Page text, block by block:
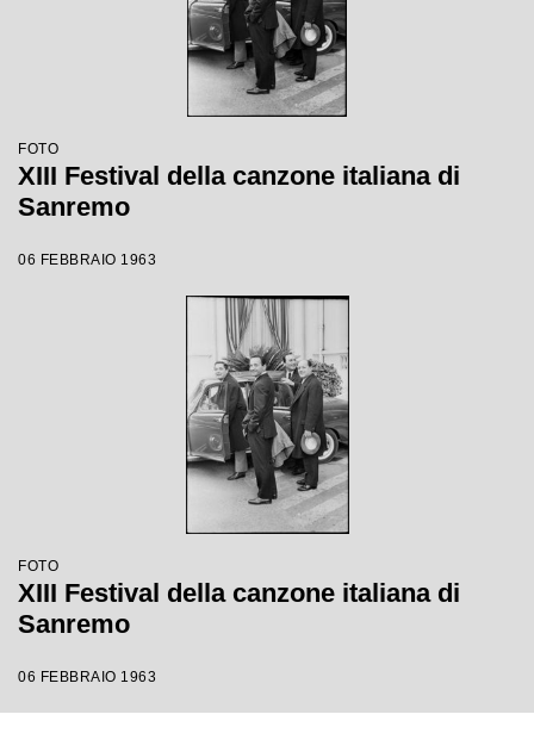
FOTO
XIII Festival della canzone italiana di
Sanremo
06 FEBBRAIO 1963
FOTO
XIII Festival della canzone italiana di
Sanremo
06 FEBBRAIO 1963